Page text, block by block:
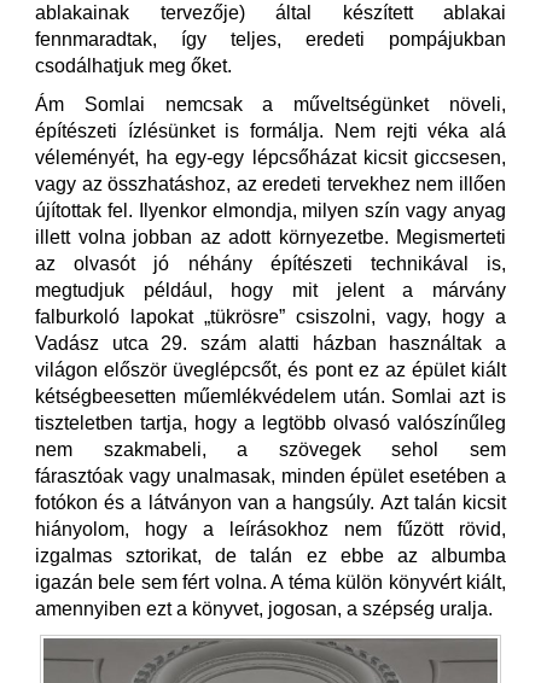
ablakainak tervezője) által készített ablakai
fennmaradtak, így teljes, eredeti pompájukban
csodálhatjuk meg őket.
Ám Somlai nemcsak a műveltségünket növeli,
építészeti ízlésünket is formálja. Nem rejti véka alá
véleményét, ha egy-egy lépcsőházat kicsit giccsesen,
vagy az összhatáshoz, az eredeti tervekhez nem illően
újítottak fel. Ilyenkor elmondja, milyen szín vagy anyag
illett volna jobban az adott környezetbe. Megismerteti
az olvasót jó néhány építészeti technikával is,
megtudjuk például, hogy mit jelent a márvány
falburkoló lapokat „tükrösre” csiszolni, vagy, hogy a
Vadász utca 29. szám alatti házban használtak a
világon először üveglépcsőt, és pont ez az épület kiált
kétségbeesetten műemlékvédelem után. Somlai azt is
tiszteletben tartja, hogy a legtöbb olvasó valószínűleg
nem szakmabeli, a szövegek sehol sem
fárasztóak vagy unalmasak, minden épület esetében a
fotókon és a látványon van a hangsúly. Azt talán kicsit
hiányolom, hogy a leírásokhoz nem fűzött rövid,
izgalmas sztorikat, de talán ez ebbe az albumba
igazán bele sem fért volna. A téma külön könyvért kiált,
amennyiben ezt a könyvet, jogosan, a szépség uralja.